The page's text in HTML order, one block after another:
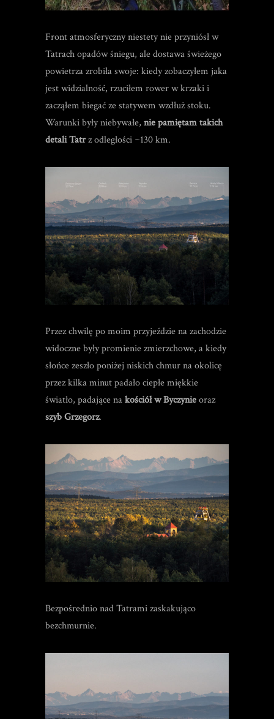
Front atmosferyczny niestety nie przyniósł w
Tatrach opadów śniegu, ale dostawa świeżego
powietrza zrobiła swoje: kiedy zobaczyłem jaka
jest widzialność, rzuciłem rower w krzaki i
zacząłem biegać ze statywem wzdłuż stoku.
Warunki były niebywałe, nie pamiętam takich
detali Tatrz odległości ~130 km.
Przez chwilę po moim przyjeździe na zachodzie
widoczne były promienie zmierzchowe, a kiedy
słońce zeszło poniżej niskich chmur na okolicę
przez kilka minut padało ciepłe miękkie
światło, padające nakościół w Byczynieoraz
szyb Grzegorz.
Bezpośrednio nad Tatrami zaskakująco
bezchmurnie.